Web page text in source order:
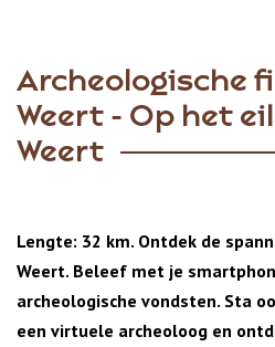
Archeologische
Weert - Op het
Weert
Lengte: 32 km. Ontdek de
Weert. Beleef met je
archeologische vondsten. Sta
een virtuele archeoloog en